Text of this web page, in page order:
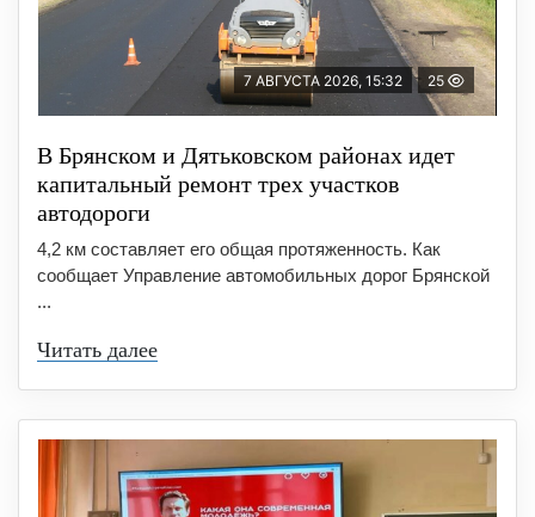
7 АВГУСТА 2026, 15:32 25
В Брянском и Дятьковском районах идет
капитальный ремонт трех участков
автодороги
4,2 км составляет его общая протяженность. Как
сообщает Управление автомобильных дорог Брянской
...
Читать далее